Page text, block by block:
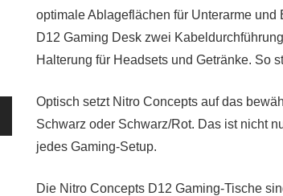
optimale Ablageflächen für Unterarme
D12 Gaming Desk zwei
Halterung für Headsets und Getränke. So
Optisch setzt Nitro Concepts auf das
Schwarz oder Schwarz/Rot. Das ist nicht
jedes Gaming-Setup.
Die Nitro Concepts D12 Gaming-Tische